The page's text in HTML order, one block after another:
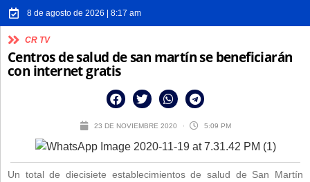
8 de agosto de 2026 | 8:17 am
CR TV
Centros de salud de san martín se beneficiarán
con internet gratis
23 DE NOVIEMBRE 2020 5:09 PM
Un total de diecisiete establecimientos de salud de San Martín